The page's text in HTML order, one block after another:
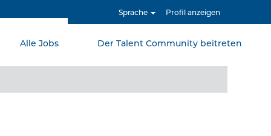
Sprache Profil anzeigen
Alle Jobs Der Talent Community beitreten